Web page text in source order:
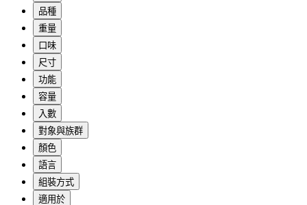
品種
重量
口味
尺寸
功能
容量
入數
對象與族群
顏色
語言
組裝方式
適用於